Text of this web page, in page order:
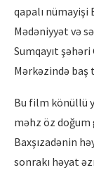
qapalı nümayişi
Mədəniyyət və
Sumqayıt
Mərkəzində baş
Bu film könüllü
məhz öz
Baxşızadənin
sonrakı həyat